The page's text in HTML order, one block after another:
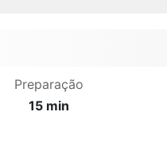
Preparação
15 min